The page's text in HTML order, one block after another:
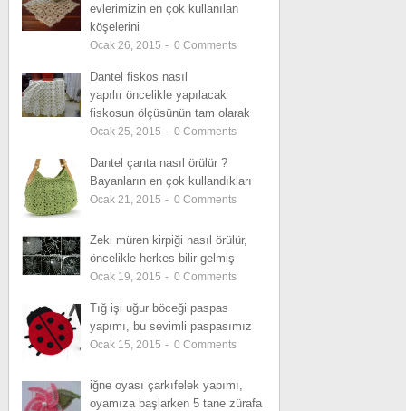
evlerimizin en çok kullanılan
köşelerini
Ocak 26, 2015 - 0 Comments
Dantel fiskos nasıl
yapılır öncelikle yapılacak
fiskosun ölçüsünün tam olarak
Ocak 25, 2015 - 0 Comments
Dantel çanta nasıl örülür ?
Bayanların en çok kullandıkları
Ocak 21, 2015 - 0 Comments
Zeki müren kirpiği nasıl örülür,
öncelikle herkes bilir gelmiş
Ocak 19, 2015 - 0 Comments
Tığ işi uğur böceği paspas
yapımı, bu sevimli paspasımız
Ocak 15, 2015 - 0 Comments
iğne oyası çarkıfelek yapımı,
oyamıza başlarken 5 tane zürafa